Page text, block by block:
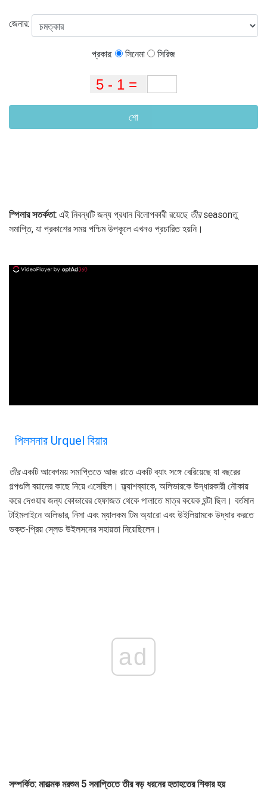
জেনার:
প্রকার: সিনেমা সিরিজ
শো
স্পিলার সতর্কতা: এই নিবন্ধটি জন্য প্রধান বিলোপকারী রয়েছে তীরseasonতু
সমাপ্তি, যা প্রকাশের সময় পশ্চিম উপকূলে এখনও প্রচারিত হয়নি।
পিলসনার Urquel বিয়ার
তীরএকটি আবেগময় সমাপ্তিতে আজ রাতে একটি ব্যাং সঙ্গে বেরিয়েছে যা বছরের
গল্পগুলি বয়ানের কাছে নিয়ে এসেছিল। ফ্ল্যাশব্যাকে, অলিভারকে উদ্ধারকারী নৌকায়
করে দেওয়ার জন্য কোভারের হেফাজত থেকে পালাতে মাত্র কয়েক ঘন্টা ছিল। বর্তমান
টাইমলাইনে অলিভার, নিসা এবং ম্যালকম টিম অ্যারো এবং উইলিয়ামকে উদ্ধার করতে
ভক্ত-প্রিয় স্লেড উইলসনের সহায়তা নিয়েছিলেন।
ad
সম্পর্কিত: মারাত্মক মরশুম 5 সমাপ্তিতে তীর বড় ধরনের হতাহতের শিকার হয়